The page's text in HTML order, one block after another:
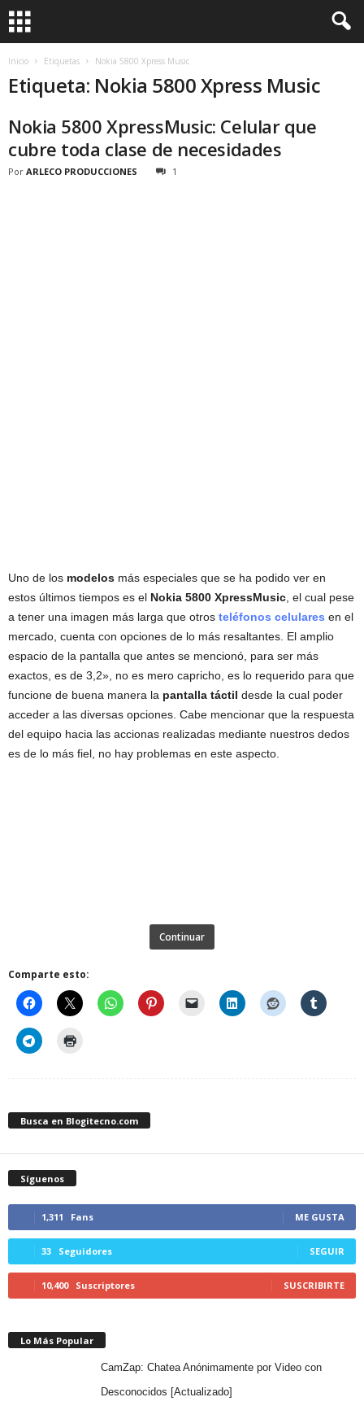
Inicio Etiquetas Nokia 5800 Xpress Music
Etiqueta: Nokia 5800 Xpress Music
Nokia 5800 XpressMusic: Celular que
cubre toda clase de necesidades
Por ARLECO PRODUCCIONES 1
Uno de los modelos más especiales que se ha podido ver en
estos últimos tiempos es el Nokia 5800 XpressMusic , el cual pese
a tener una imagen más larga que otros teléfonos celulares en el
mercado, cuenta con opciones de lo más resaltantes. El amplio
espacio de la pantalla que antes se mencionó, para ser más
exactos, es de 3,2», no es mero capricho, es lo requerido para que
funcione de buena manera la pantalla táctil desde la cual poder
acceder a las diversas opciones. Cabe mencionar que la respuesta
del equipo hacia las accionas realizadas mediante nuestros dedos
es de lo más fiel, no hay problemas en este aspecto.
Continuar
Comparte esto:
Busca en Blogitecno.com
Síguenos
1,311 Fans ME GUSTA
33 Seguidores SEGUIR
10,400 Suscriptores SUSCRIBIRTE
Lo Más Popular
CamZap: Chatea Anónimamente por Video con
Desconocidos [Actualizado]